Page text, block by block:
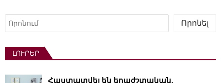
Որոնել
Որոնել
ԼՈՒՐԵՐ
Հաստատվել են երաժշտական,